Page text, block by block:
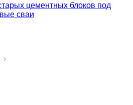
цементных блоков под
сваи